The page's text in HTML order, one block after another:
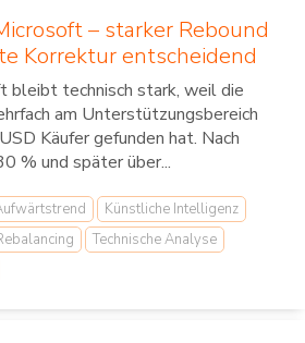
– starker Rebound
Korrektur entscheidend
bleibt technisch stark, weil die
am Unterstützungsbereich
Käufer gefunden hat. Nach
% und später über...
Künstliche Intelligenz
Technische Analyse